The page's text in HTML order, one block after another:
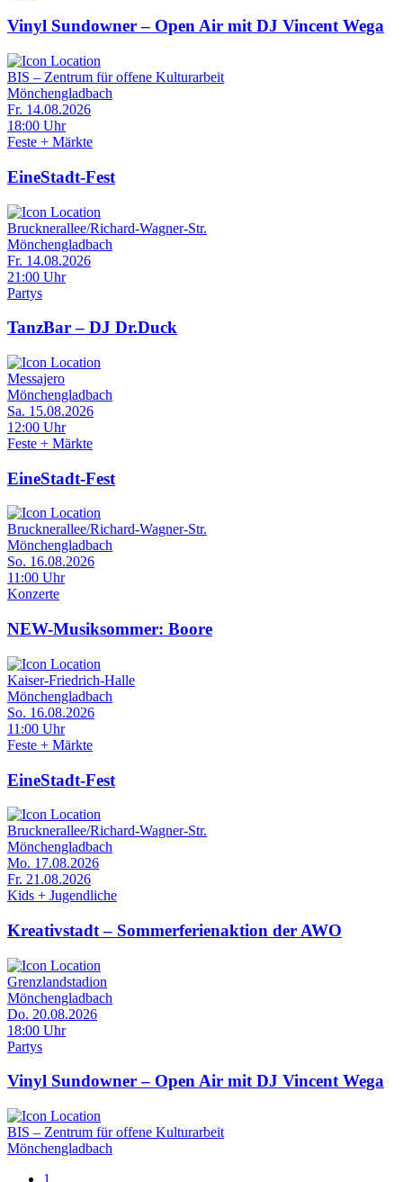
Vinyl Sundowner – Open Air mit DJ Vincent Wega
BIS – Zentrum für offene Kulturarbeit
Mönchengladbach
Fr. 14.08.2026
18:00 Uhr
Feste + Märkte
EineStadt-Fest
Brucknerallee/Richard-Wagner-Str.
Mönchengladbach
Fr. 14.08.2026
21:00 Uhr
Partys
TanzBar – DJ Dr.Duck
Messajero
Mönchengladbach
Sa. 15.08.2026
12:00 Uhr
Feste + Märkte
EineStadt-Fest
Brucknerallee/Richard-Wagner-Str.
Mönchengladbach
So. 16.08.2026
11:00 Uhr
Konzerte
NEW-Musiksommer: Boore
Kaiser-Friedrich-Halle
Mönchengladbach
So. 16.08.2026
11:00 Uhr
Feste + Märkte
EineStadt-Fest
Brucknerallee/Richard-Wagner-Str.
Mönchengladbach
Mo. 17.08.2026
Fr. 21.08.2026
Kids + Jugendliche
Kreativstadt – Sommerferienaktion der AWO
Grenzlandstadion
Mönchengladbach
Do. 20.08.2026
18:00 Uhr
Partys
Vinyl Sundowner – Open Air mit DJ Vincent Wega
BIS – Zentrum für offene Kulturarbeit
Mönchengladbach